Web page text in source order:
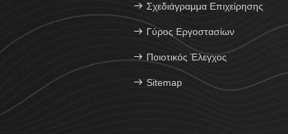
Σχεδιάγραμμα Επιχείρησης
Γύρος Εργοστασίων
Ποιοτικός Έλεγχος
Sitemap